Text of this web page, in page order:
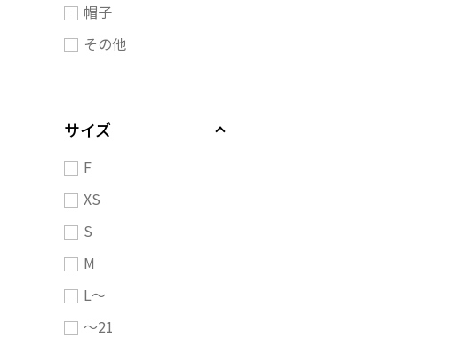
帽子
その他
サイズ
F
XS
S
M
L～
～21